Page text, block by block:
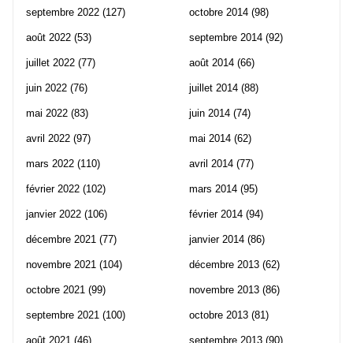
septembre 2022 (127)
août 2022 (53)
juillet 2022 (77)
juin 2022 (76)
mai 2022 (83)
avril 2022 (97)
mars 2022 (110)
février 2022 (102)
janvier 2022 (106)
décembre 2021 (77)
novembre 2021 (104)
octobre 2021 (99)
septembre 2021 (100)
août 2021 (46)
octobre 2014 (98)
septembre 2014 (92)
août 2014 (66)
juillet 2014 (88)
juin 2014 (74)
mai 2014 (62)
avril 2014 (77)
mars 2014 (95)
février 2014 (94)
janvier 2014 (86)
décembre 2013 (62)
novembre 2013 (86)
octobre 2013 (81)
septembre 2013 (90)